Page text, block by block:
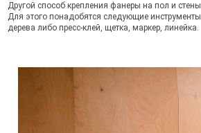
Другой способ крепления фанеры на пол и
Для этого понадобятся следующие
дерева либо пресс-клей, щетка, маркер, линейка.